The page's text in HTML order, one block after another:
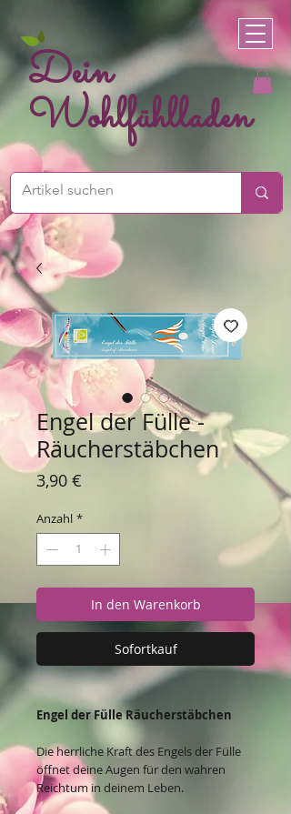
Dein
Wohlfühlladen
Engel der Fülle -
Räucherstäbchen
3,90 €
Anzahl *
In den Warenkorb
Sofortkauf
Engel der Fülle Räucherstäbchen
Die herrliche Kraft des Engels der Fülle
öffnet deine Augen für den wahren
Reichtum in deinem Leben.